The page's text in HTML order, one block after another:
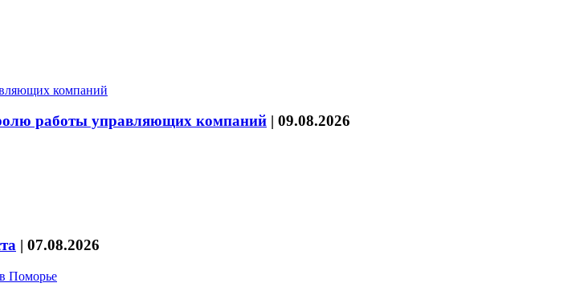
работы управляющих компаний | 09.08.2026
| 07.08.2026